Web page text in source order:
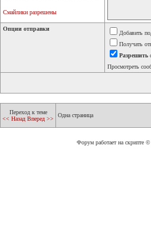
Смайлики разрешены
Опции отправки
Добавить
Получать
Разрешить
Просмотреть
Переход к теме
<< Назад Вперед >>
Одна страница
Форум работает на скрипте